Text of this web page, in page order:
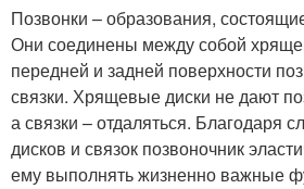
Позвонки – образования,
Они соединены между собой
передней и задней поверхности
связки. Хрящевые диски не дают
а связки – отдаляться. Благодаря
дисков и связок позвоночник
ему выполнять жизненно важные